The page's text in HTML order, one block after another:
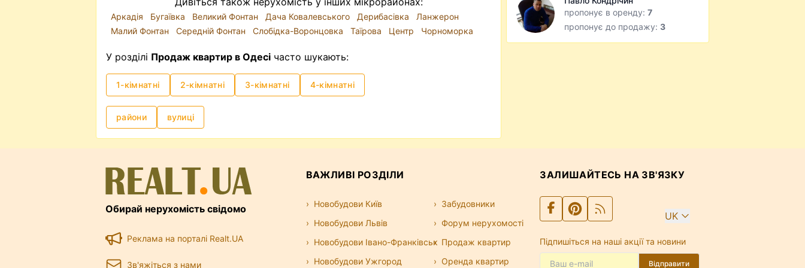
Аркадія Бугаївка Великий Фонтан Дача Ковалевського Дерибасівка
Ланжерон
Малий Фонтан
Середній Фонтан Слобідка-Воронцовка Таїрова Центр Чорноморка
У розділі Продаж квартир в Одесі часто шукають:
1-кімнатні 2-кімнатні 3-кімнатні 4-кімнатні
райони вулиці
пропонує в оренду:7
пропонує до продажу: 3
Обирай нерухомість свідомо
Реклама на порталі Realt.UA
Зв'яжіться з нами
ВАЖЛИВІ РОЗДІЛИ
Новобудови Київ
Новобудови Львів
Новобудови Івано-Франківськ
Новобудови Ужгород
Забудовники
Форум нерухомості
Продаж квартир
Оренда квартир
ЗАЛИШАЙТЕСЬ НА ЗВ'ЯЗКУ
UK
Підпишіться на наші акції та новини
Відправити